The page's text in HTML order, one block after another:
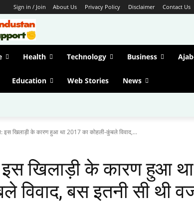
Sign in / Join About Us Privacy Policy Disclaimer Contact Us
Health Technology Business
Education Web Stories News
इस खिलाड़ी के कारण हुआ था 2017 का कोहली-कुंबले विवाद,...
खिलाड़ी के कारण हुआ
विवाद, बस इतनी सी थी